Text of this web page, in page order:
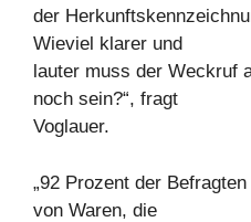
der
Wieviel klarer und
lauter muss der Weckruf
noch sein?“, fragt
Voglauer.
„92 Prozent der
von Waren, die